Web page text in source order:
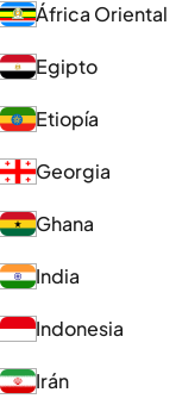
África Oriental
Egipto
Etiopía
Georgia
Ghana
India
Indonesia
Irán